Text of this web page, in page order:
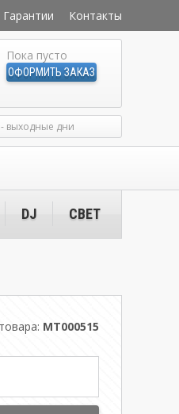
Гарантии Контакты
Пока пусто
ОФОРМИТЬ ЗАКАЗ
- выходные дни
DJ СВЕТ
MT000515